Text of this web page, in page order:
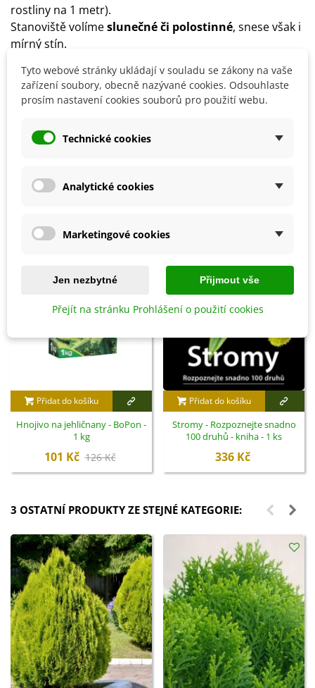
rostliny na 1 metr).
Stanoviště volímeslunečné či polostinné, snese však i
mírný stín.
možný je i obsah vápníku v půdě.
Doporučujeme okolí rostlinyzasypat vrstvou mulče
Od května do srpna přihnojujte rostlinu
Sleva
Přidat do košíku
Hnojivo na jehličnany - BoPon -
1 kg
101 Kč 126 Kč
Přidat do košíku
Stromy - Rozpoznejte snadno
100 druhů - kniha - 1 ks
336 Kč
3 OSTATNÍ PRODUKTY ZE STEJNÉ KATEGORIE:
Tyto webové stránky ukládají v souladu se zákony na vaše
zařízení soubory, obecně nazývané cookies. Odsouhlaste
prosím nastavení cookies souborů pro použití webu.
Technické cookies
Analytické cookies
Marketingové cookies
Jen nezbytné Přijmout vše
Přejít na stránku Prohlášení o použití cookies